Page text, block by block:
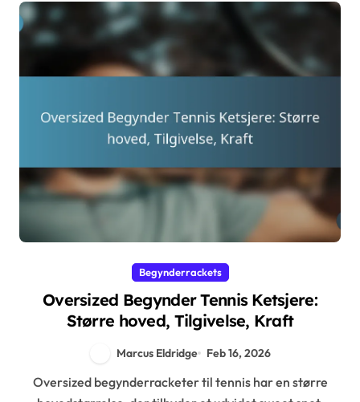
Begynderrackets
Oversized Begynder Tennis Ketsjere:
Større hoved, Tilgivelse, Kraft
Marcus Eldridge Feb 16, 2026
Oversized begynderracketer til tennis har en større